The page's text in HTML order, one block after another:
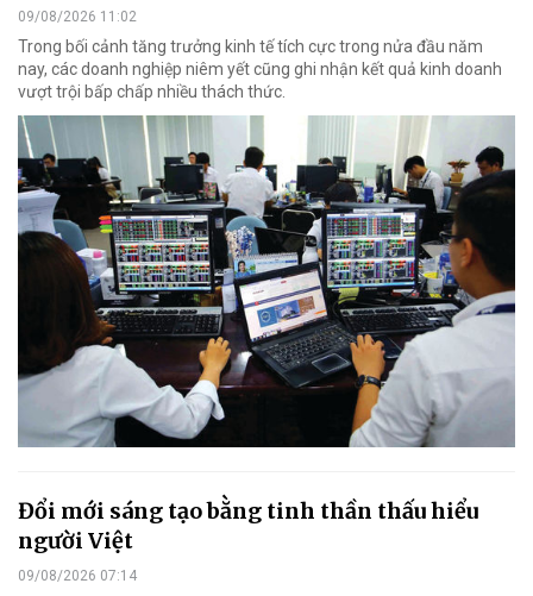
09/08/2026 11:02
Trong bối cảnh tăng trưởng kinh tế tích cực trong nửa đầu năm
nay, các doanh nghiệp niêm yết cũng ghi nhận kết quả kinh doanh
vượt trội bấp chấp nhiều thách thức.
Đổi mới sáng tạo bằng tinh thần thấu hiểu
người Việt
09/08/2026 07:14